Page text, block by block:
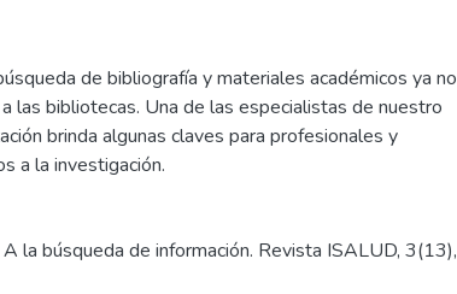
de bibliografía y materiales académicos ya no
las bibliotecas. Una de las especialistas de nuestro
brinda algunas claves para profesionales y
a la investigación.
la búsqueda de información. Revista ISALUD, 3(13),